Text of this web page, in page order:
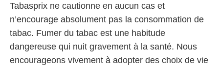
Tabasprix ne cautionne en aucun cas et
n’encourage absolument pas la consommation de
tabac. Fumer du tabac est une habitude
dangereuse qui nuit gravement à la santé. Nous
encourageons vivement à adopter des choix de vie